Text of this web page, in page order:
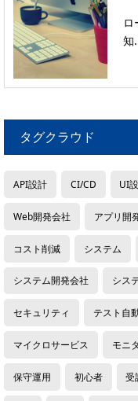
ロ
知
タグクラウド
API設計 CI/CD UI
Web開発会社 アプリ開
コスト削減 システム
システム開発会社 シス
セキュリティ テスト自
マイクロサービス モニ
保守運用 初心者 受